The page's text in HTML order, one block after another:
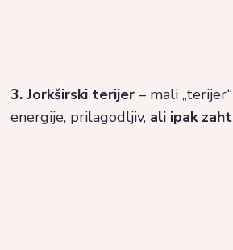
3. Jorkširski terijer – mali
energije, prilagodljiv, ali ipak